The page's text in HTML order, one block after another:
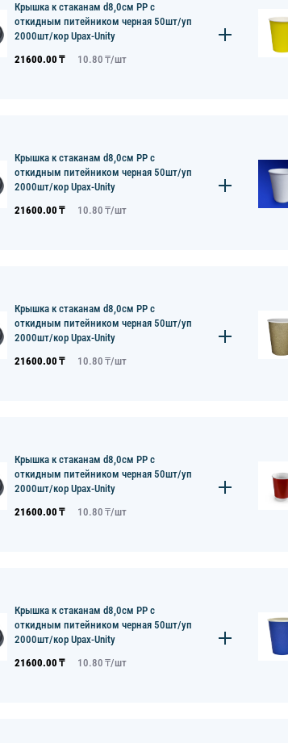
Крышка к стаканам d8,0см PP с
откидным питейником черная 50шт/уп
2000шт/кор Upax-Unity
21600.00 ₸ 10.80 ₸/шт
Крышка к стаканам d8,0см PP с
откидным питейником черная 50шт/уп
2000шт/кор Upax-Unity
21600.00 ₸ 10.80 ₸/шт
Крышка к стаканам d8,0см PP с
откидным питейником черная 50шт/уп
2000шт/кор Upax-Unity
21600.00 ₸ 10.80 ₸/шт
Крышка к стаканам d8,0см PP с
откидным питейником черная 50шт/уп
2000шт/кор Upax-Unity
21600.00 ₸ 10.80 ₸/шт
Крышка к стаканам d8,0см PP с
откидным питейником черная 50шт/уп
2000шт/кор Upax-Unity
21600.00 ₸ 10.80 ₸/шт